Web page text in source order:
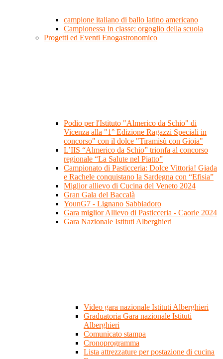
campione italiano di ballo latino americano
Campionessa in classe: orgoglio della scuola
Progetti ed Eventi Enogastronomico
Podio per l'Istituto "Almerico da Schio" di
Vicenza alla "1° Edizione Ragazzi Speciali in
concorso" con il dolce "Tiramisù con Gioia"
L’IIS “Almerico da Schio” trionfa al concorso
regionale “La Salute nel Piatto”
Campionato di Pasticceria: Dolce Vittoria! Giada
e Rachele conquistano la Sardegna con “Efisia”
Miglior allievo di Cucina del Veneto 2024
Gran Gala del Baccalà
YounG7 - Lignano Sabbiadoro
Gara miglior Allievo di Pasticceria - Caorle 2024
Gara Nazionale Istituti Alberghieri
Video gara nazionale Istituti Alberghieri
Graduatoria Gara nazionale Istituti
Alberghieri
Comunicato stampa
Cronoprogramma
Lista attrezzature per postazione di cucina